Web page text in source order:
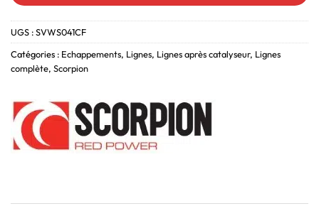
UGS :SVWS041CF
Catégories : Echappements, Lignes, Lignes après catalyseur, Lignes
complète, Scorpion